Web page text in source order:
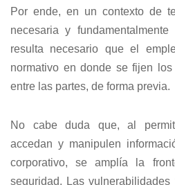
Por ende, en un contexto de
necesaria y
resulta necesario que el
normativo en donde se fijen
entre las partes, de forma previa.
No cabe duda que, al
accedan y manipulen
corporativo, se am­plía la
seguridad. Las